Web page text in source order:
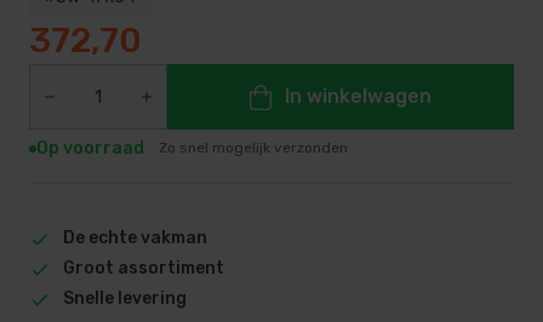
372,70
In winkelwagen
Op voorraad Zo snel mogelijk verzonden
De echte vakman
Groot assortiment
Snelle levering